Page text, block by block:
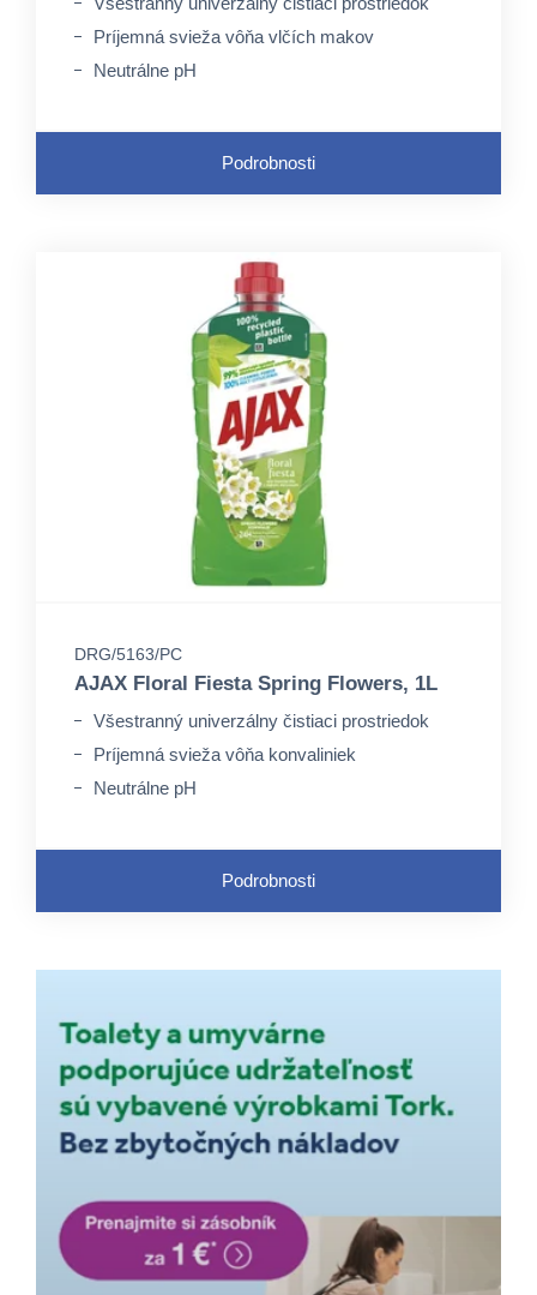
Príjemná svieža vôňa vlčích makov
Neutrálne pH
Podrobnosti
DRG/5163/PC
AJAX Floral Fiesta Spring Flowers, 1L
Všestranný univerzálny čistiaci prostriedok
Príjemná svieža vôňa konvaliniek
Neutrálne pH
Podrobnosti